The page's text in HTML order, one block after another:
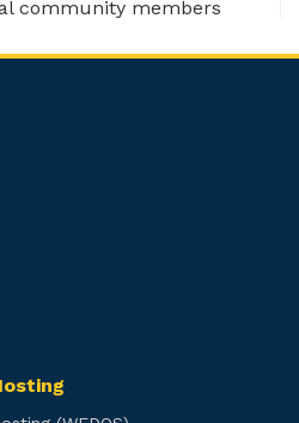
community members